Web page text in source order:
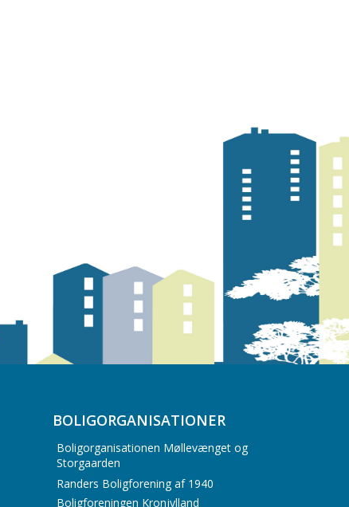
BOLIGORGANISATIONER
Boligorganisationen Møllevænget og
Storgaarden
Randers Boligforening af 1940
Boligforeningen Kronjylland